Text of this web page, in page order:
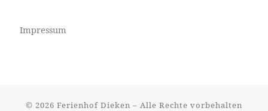
Impressum
© 2026 Ferienhof Dieken – Alle Rechte vorbehalten